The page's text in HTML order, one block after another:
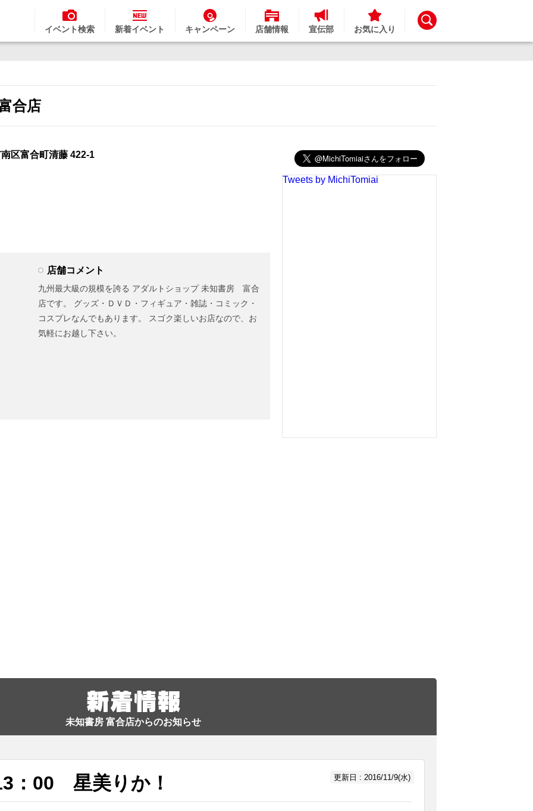
イベント検索 新着イベント キャンペーン 店舗情報 宣伝部 お気に入り
合店
区富合町清藤 422-1
店舗コメント
九州最大級の規模を誇る アダルトショップ 未知書房 富合
店です。 グッズ・ＤＶＤ・フィギュア・雑誌・コミック・
コスプレなんでもあります。 スゴク楽しいお店なので、お
気軽にお越し下さい。
Tweets by MichiTomiai
未知書房 富合店からのお知らせ
：00 星美りか！ 更新日 : 2016/11/9(水)